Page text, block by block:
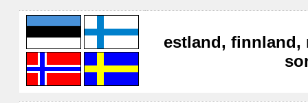
estland, finnland,